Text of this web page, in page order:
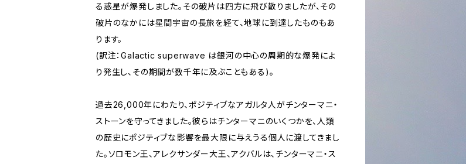
る惑星が爆発しました。その破片は四方に飛び散りましたが、その
破片のなかには星間宇宙の長旅を経て、地球に到達したものもあ
ります。
(訳注：Galactic superwave は銀河の中心の周期的な爆発によ
り発生し、その期間が数千年に及ぶこともある)。
過去26,000年にわたり、ポジティブなアガルタ人がチンターマニ・
ストーンを守ってきました。彼らはチンターマニのいくつかを、人類
の歴史にポジティブな影響を最大限に与えうる個人に渡してきまし
た。ソロモン王、アレクサンダー大王、アクバルは、チンターマニ・ス